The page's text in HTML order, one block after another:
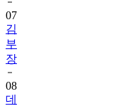
07
김
부
장
08
데